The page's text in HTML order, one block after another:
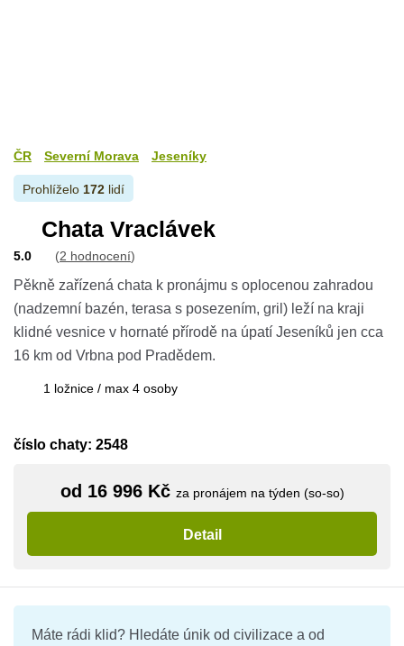
ČR Severní Morava Jeseníky
Prohlíželo 172 lidí
Chata Vraclávek
5.0 (2 hodnocení)
Pěkně zařízená chata k pronájmu s oplocenou zahradou
(nadzemní bazén, terasa s posezením, gril) leží na kraji
klidné vesnice v hornaté přírodě na úpatí Jeseníků jen cca
16 km od Vrbna pod Pradědem.
1 ložnice / max 4 osoby
číslo chaty: 2548
od 16 996 Kč za pronájem na týden (so-so)
Detail
Máte rádi klid? Hledáte únik od civilizace a od